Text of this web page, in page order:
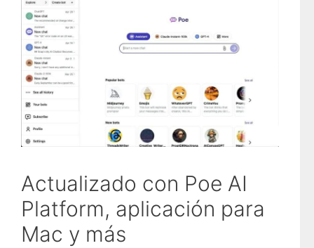
Actualizado con Poe AI
Platform, aplicación para
Mac y más